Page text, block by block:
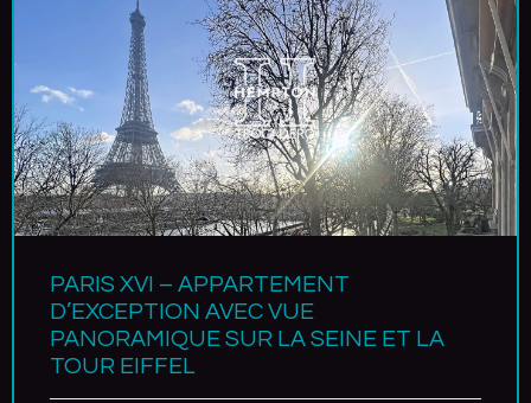
PARIS XVI – APPARTEMENT
D’EXCEPTION AVEC VUE
PANORAMIQUE SUR LA SEINE ET LA
TOUR EIFFEL